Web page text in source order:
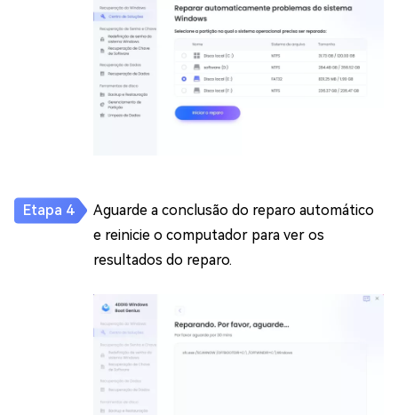
Aguarde a conclusão do reparo automático
e reinicie o computador para ver os
resultados do reparo.